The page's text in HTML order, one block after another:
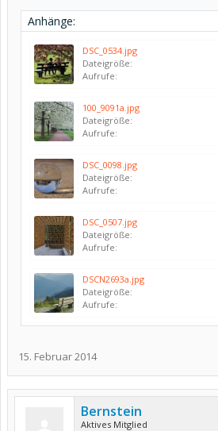
Anhänge:
DSC_0534.jpg
Dateigröße:
Aufrufe:
100_9091a.jpg
Dateigröße:
Aufrufe:
DSC_0098.jpg
Dateigröße:
Aufrufe:
DSC_0507.jpg
Dateigröße:
Aufrufe:
DSCN2693a.jpg
Dateigröße:
Aufrufe:
15. Februar 2014
Bernstein
Aktives Mitglied